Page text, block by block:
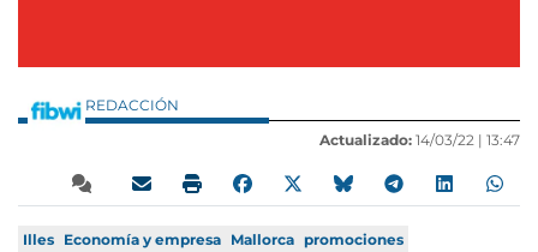
REDACCIÓN
Actualizado: 14/03/22 | 13:47
Illes Economía y empresa Mallorca promociones